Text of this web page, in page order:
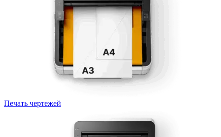
Печать чертежей